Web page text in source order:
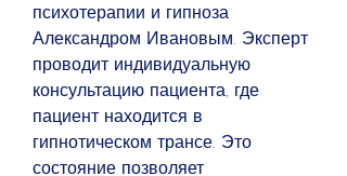
психотерапии и гипноза
Александром Ивановым. Эксперт
проводит индивидуальную
консультацию пациента, где
пациент находится в
гипнотическом трансе. Это
состояние позволяет